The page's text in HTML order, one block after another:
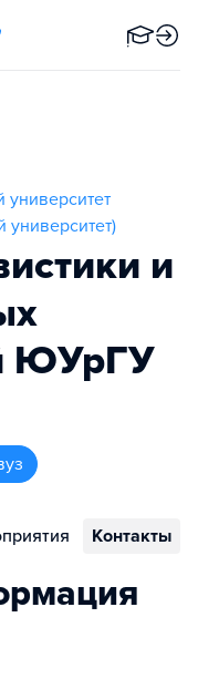
университет)
и
ЮУрГУ
Контакты